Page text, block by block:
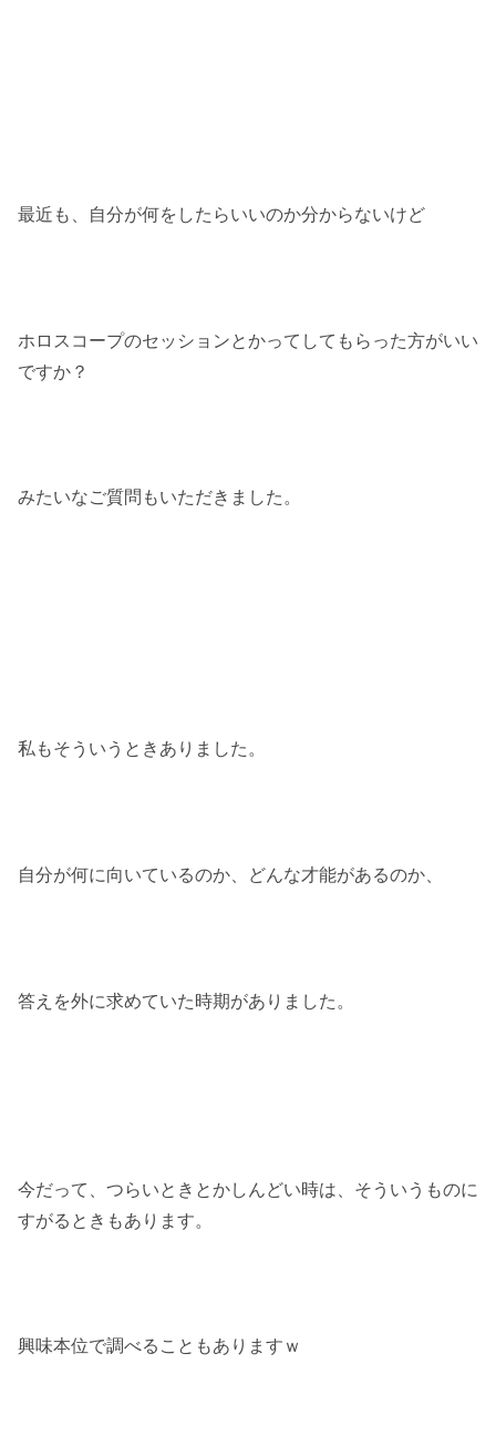
最近も、自分が何をしたらいいのか分からないけど
ホロスコープのセッションとかってしてもらった方がいい
ですか？
みたいなご質問もいただきました。
私もそういうときありました。
自分が何に向いているのか、どんな才能があるのか、
答えを外に求めていた時期がありました。
今だって、つらいときとかしんどい時は、そういうものに
すがるときもあります。
興味本位で調べることもありますｗ